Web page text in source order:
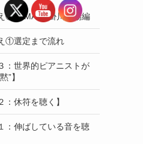
②YAMAHA掛川工場編
①選定まで流れ
：世界的ピアニストが
”】
：休符を聴く】
：伸ばしている音を聴